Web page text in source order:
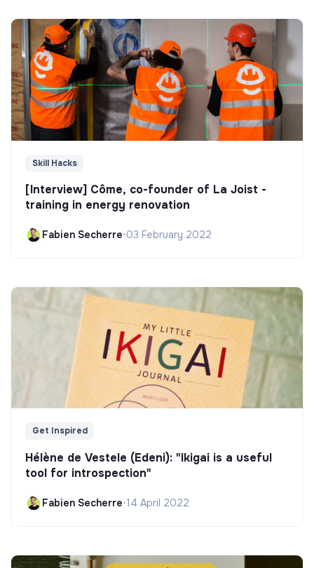
Skill Hacks
[Interview] Côme, co-founder of La Joist -
training in energy renovation
Fabien Secherre•03 February 2022
Get Inspired
Hélène de Vestele (Edeni): "Ikigai is a useful
tool for introspection"
Fabien Secherre•14 April 2022